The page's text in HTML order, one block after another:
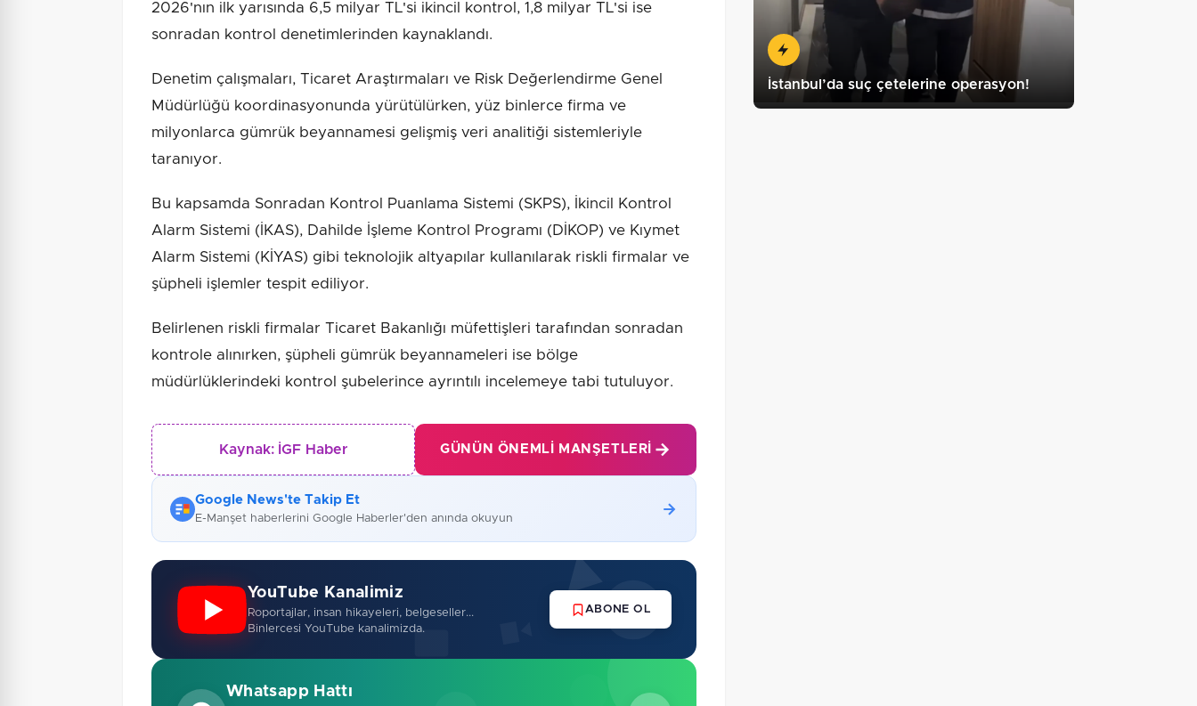
2026'nın ilk yarısında 6,5 milyar TL'si ikincil kontrol, 1,8 milyar TL'si ise
sonradan kontrol denetimlerinden kaynaklandı.
Denetim çalışmaları, Ticaret Araştırmaları ve Risk Değerlendirme Genel
Müdürlüğü koordinasyonunda yürütülürken, yüz binlerce firma ve
milyonlarca gümrük beyannamesi gelişmiş veri analitiği sistemleriyle
taranıyor.
Bu kapsamda Sonradan Kontrol Puanlama Sistemi (SKPS), İkincil Kontrol
Alarm Sistemi (İKAS), Dahilde İşleme Kontrol Programı (DİKOP) ve Kıymet
Alarm Sistemi (KİYAS) gibi teknolojik altyapılar kullanılarak riskli firmalar ve
şüpheli işlemler tespit ediliyor.
Belirlenen riskli firmalar Ticaret Bakanlığı müfettişleri tarafından sonradan
kontrole alınırken, şüpheli gümrük beyannameleri ise bölge
müdürlüklerindeki kontrol şubelerince ayrıntılı incelemeye tabi tutuluyor.
Kaynak: İGF Haber GÜNÜN ÖNEMLI MANŞETLERI
Google News'te Takip Et
E-Manşet haberlerini Google Haberler'den anında okuyun
YouTube Kanalimiz
Roportajlar, insan hikayeleri, belgeseller...
Binlercesi YouTube kanalimizda.
ABONE OL
Whatsapp Hattı
İstanbul’da suç çetelerine operasyon!